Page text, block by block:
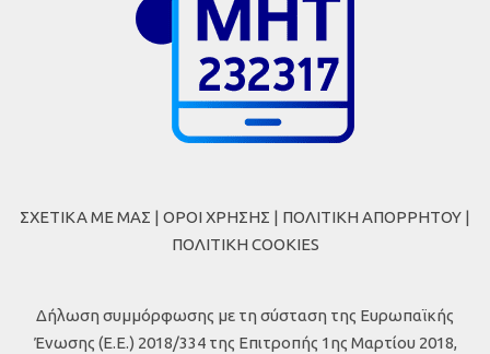
ΣΧΕΤΙΚΑ ΜΕ ΜΑΣ | ΟΡΟΙ ΧΡΗΣΗΣ | ΠΟΛΙΤΙΚΗ ΑΠΟΡΡΗΤΟΥ |
ΠΟΛΙΤΙΚΗ COOKIES
Δήλωση συμμόρφωσης με τη σύσταση της Ευρωπαϊκής
Ένωσης (Ε.Ε.) 2018/334 της Επιτροπής 1ης Μαρτίου 2018,